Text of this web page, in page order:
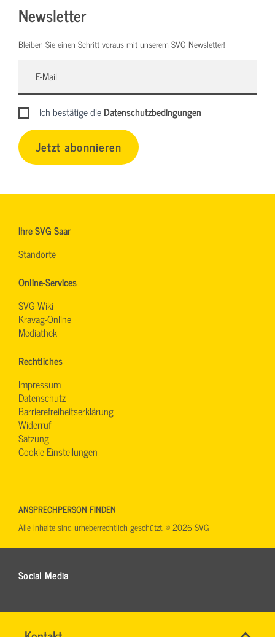
Name*
Newsletter
Bleiben Sie einen Schritt voraus mit unserem SVG Newsletter!
Ich bestätige dieDatenschutzbedingungen
Jetzt abonnieren
Ihre SVG Saar
Standorte
Online-Services
SVG-Wiki
Kravag-Online
Mediathek
Rechtliches
Impressum
Datenschutz
Barrierefreiheitserklärung
Widerruf
Satzung
Cookie-Einstellungen
Social Media
ANSPRECHPERSON FINDEN
Alle Inhalte sind urheberrechtlich geschützt. © 2026 SVG